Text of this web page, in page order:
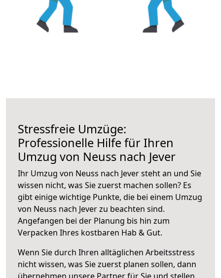
Stressfreie Umzüge:
Professionelle Hilfe für Ihren
Umzug von Neuss nach Jever
Ihr Umzug von Neuss nach Jever steht an und Sie
wissen nicht, was Sie zuerst machen sollen? Es
gibt einige wichtige Punkte, die bei einem Umzug
von Neuss nach Jever zu beachten sind.
Angefangen bei der Planung bis hin zum
Verpacken Ihres kostbaren Hab & Gut.
Wenn Sie durch Ihren alltäglichen Arbeitsstress
nicht wissen, was Sie zuerst planen sollen, dann